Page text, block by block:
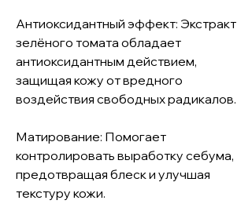
Антиоксидантный эффект: Экстракт
зелёного томата обладает
антиоксидантным действием,
защищая кожу от вредного
воздействия свободных радикалов.
Матирование: Помогает
контролировать выработку себума,
предотвращая блеск и улучшая
текстуру кожи.